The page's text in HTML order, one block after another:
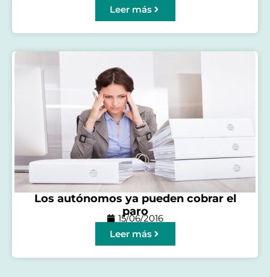
Leer más
Los autónomos ya pueden cobrar el
paro
15/06/2016
Leer más